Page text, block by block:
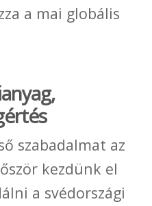
a mai globális
szabadalmat az
kezdünk el
a svédországi